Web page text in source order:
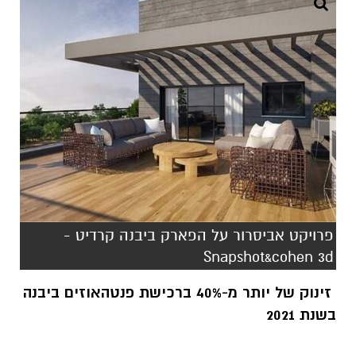
פרויקט אביסרור על הפארק ביבנה קרדיט -
Snapshot&cohen 3d
זינוק של יותר מ-40% ברכישת פנטהאוזים ביבנה
בשנת 2021